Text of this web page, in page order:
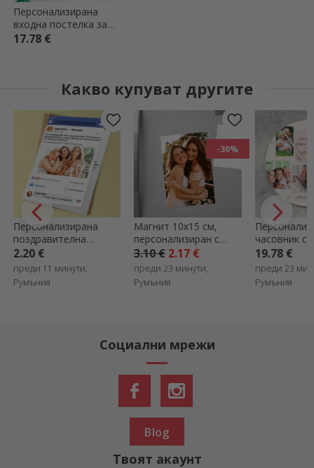
Персонализирана
входна постелка за
вътрешно ползване -
17.78 €
Какво купуват другите
Персонализирана
поздравителна
картичка -
публикация във
Facebook
2.20 €
преди 11 минути,
Румъния
-30%
Магнит 10x15 см,
персонализиран с
фотография
3.10 €2.17 €
преди 23 минути,
Румъния
часовник с
Най-
дядо
19.78 €
преди 23
Румъния
Социални мрежи
Blog
Твоят акаунт